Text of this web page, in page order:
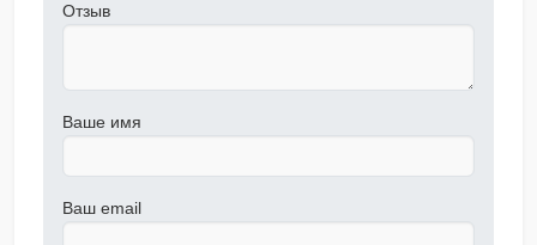
Отзыв
Ваше имя
Ваш email